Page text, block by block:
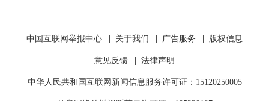
中国互联网举报中心 | 关于我们 | 广告服务 | 版权信息
意见反馈 | 法律声明
中华人民共和国互联网新闻信息服务许可证：15120250005